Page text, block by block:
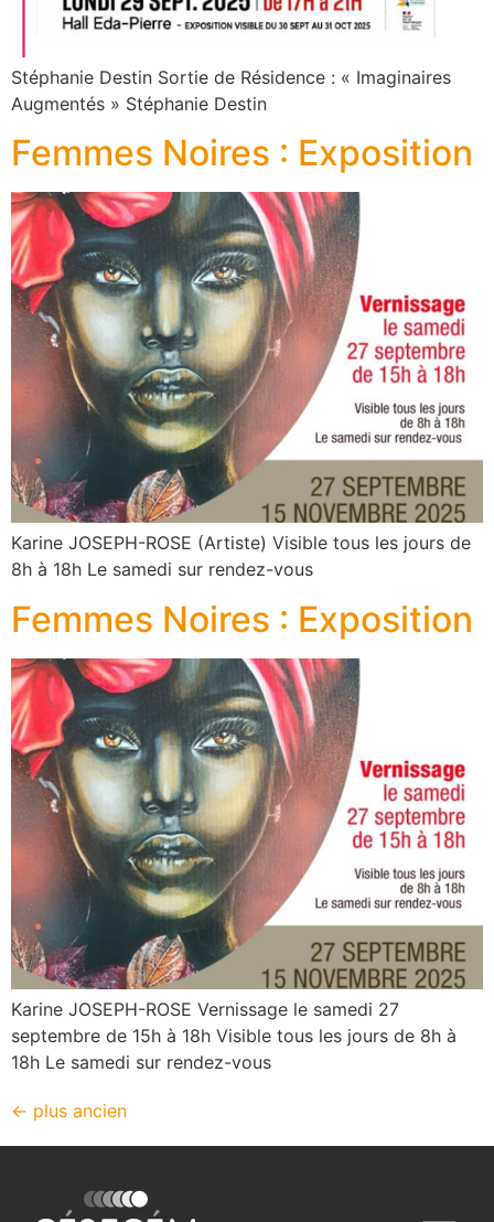
Stéphanie Destin Sortie de Résidence : « Imaginaires
Augmentés » Stéphanie Destin
Femmes Noires : Exposition
Karine JOSEPH-ROSE (Artiste) Visible tous les jours de
8h à 18h Le samedi sur rendez-vous
Femmes Noires : Exposition
Karine JOSEPH-ROSE Vernissage le samedi 27
septembre de 15h à 18h Visible tous les jours de 8h à
18h Le samedi sur rendez-vous
← plus ancien